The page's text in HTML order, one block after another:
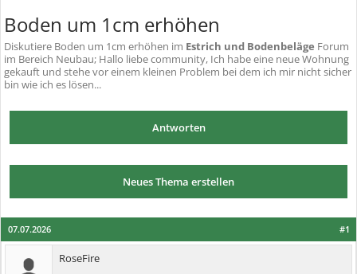
Boden um 1cm erhöhen
Diskutiere Boden um 1cm erhöhen im Estrich und Bodenbeläge Forum
im Bereich Neubau; Hallo liebe community, Ich habe eine neue Wohnung
gekauft und stehe vor einem kleinen Problem bei dem ich mir nicht sicher
bin wie ich es lösen...
Antworten
Neues Thema erstellen
#1
07.07.2026
RoseFire